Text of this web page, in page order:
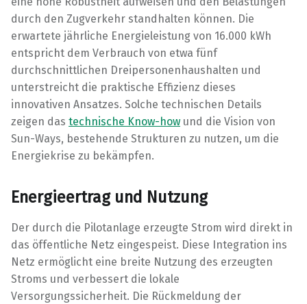
durch den Zugverkehr standhalten können. Die
erwartete jährliche Energieleistung von 16.000 kWh
entspricht dem Verbrauch von etwa fünf
durchschnittlichen Dreipersonenhaushalten und
unterstreicht die praktische Effizienz dieses
innovativen Ansatzes. Solche technischen Details
zeigen das technische Know-how und die Vision von
Sun-Ways, bestehende Strukturen zu nutzen, um die
Energiekrise zu bekämpfen.
Energieertrag und Nutzung
Der durch die Pilotanlage erzeugte Strom wird direkt in
das öffentliche Netz eingespeist. Diese Integration ins
Netz ermöglicht eine breite Nutzung des erzeugten
Stroms und verbessert die lokale
Versorgungssicherheit. Die Rückmeldung der